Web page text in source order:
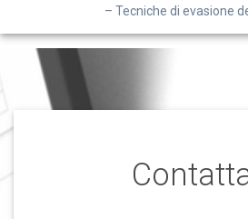
– Tecniche di evasione